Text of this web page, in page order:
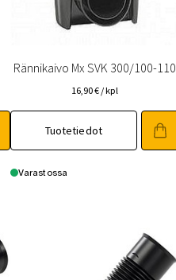
Rännikaivo Mx SVK 300/100-110
16,90€ / kpl
Tuotetiedot
Varastossa